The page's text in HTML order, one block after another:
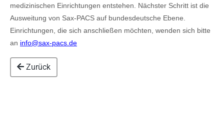
medizinischen Einrichtungen entstehen. Nächster Schritt ist die
Ausweitung von Sax‑PACS auf bundesdeutsche Ebene.
Einrichtungen, die sich anschließen möchten, wenden sich bitte
an info@sax-pacs.de
Zurück